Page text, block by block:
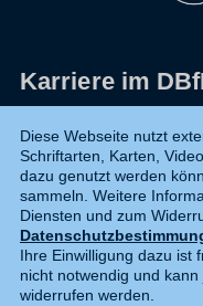
Karriere im
Datenschutz
Shop
Widerruf
Kontakt
Diese Webseite nutzt
Schriftarten, Karten,
dazu genutzt werden
sammeln. Weitere
Diensten und zum
Ihre Einwilligung dazu ist
nicht notwendig und
widerrufen werden.